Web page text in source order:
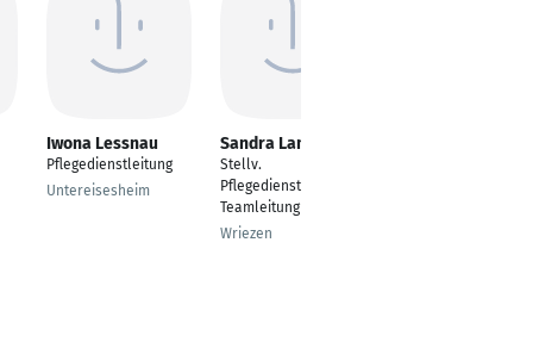
Iwona Lessnau
Pflegedienstleitung
Untereisesheim
Sandra Lambrecht
Stellv.
Pflegedienstleitung,
Teamleitung
Wriezen